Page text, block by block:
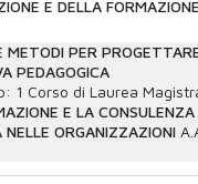
E DELLA FORMAZIONE
METODI PER
PEDAGOGICA
1 Corso di Laurea
E LA CONSULENZA
NELLE ORGANIZZAZIONI